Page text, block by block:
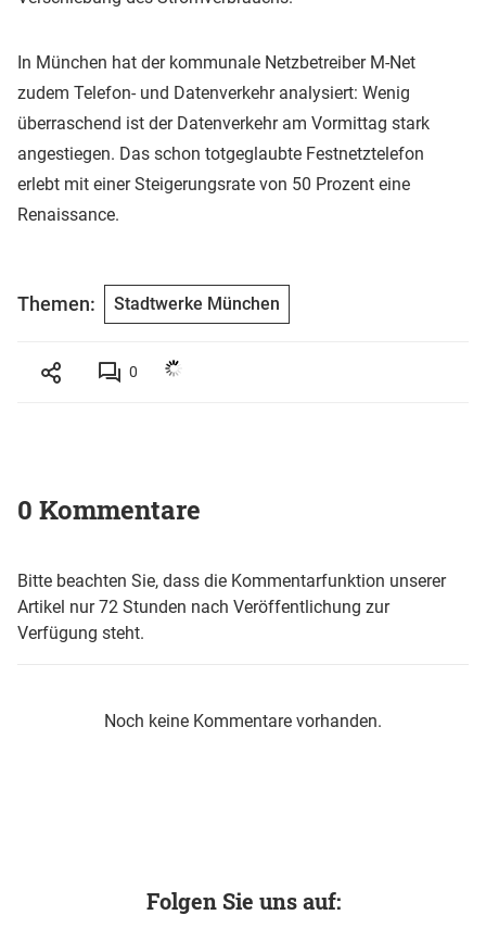
In München hat der kommunale Netzbetreiber M-Net
zudem Telefon- und Datenverkehr analysiert: Wenig
überraschend ist der Datenverkehr am Vormittag stark
angestiegen. Das schon totgeglaubte Festnetztelefon
erlebt mit einer Steigerungsrate von 50 Prozent eine
Renaissance.
Themen: Stadtwerke München
0
0 Kommentare
Bitte beachten Sie, dass die Kommentarfunktion unserer
Artikel nur 72 Stunden nach Veröffentlichung zur
Verfügung steht.
Noch keine Kommentare vorhanden.
Folgen Sie uns auf: